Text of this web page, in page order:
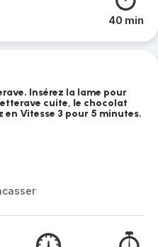
40 min
Insérez la lame pour
cuite, le chocolat
en Vitesse 3 pour 5 minutes.